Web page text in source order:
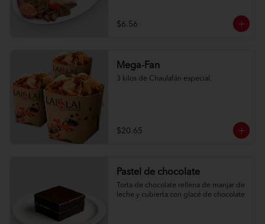
$6.56
Mega-Fan
3 kilos de Chaulafán especial.
$20.65
Pastel de chocolate
Torta de chocolate rellena de manjar de
leche y cubierta con glacé de chocolate